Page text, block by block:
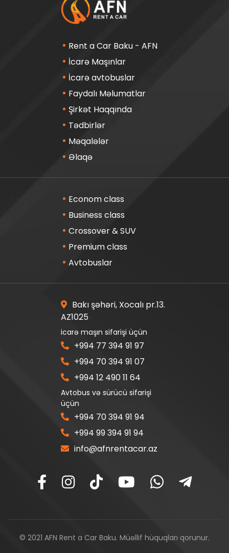
Rent a Car Baku - AFN
İcarə Maşınlar
İcarə avtobuslar
Faydalı Məlumatlar
Şirkət Haqqında
Tədbirlər
Məqalələr
Əlaqə
Econom class
Business class
Crossover & SUV
Premium class
Avtobuslar
Bakı şəhəri, Xocalı pr.13.
AZ1025
icarə maşın sifarişi üçün
+994 77 394 91 97
+994 70 394 91 07
+994 12 490 11 64
Avtobus və sürücü sifarişi
üçün
+994 70 394 91 94
+994 99 394 91 94
info@afnrentacar.az
© 2021 AFN Rent a Car Baku. Müəllif hüquqları qorunur.